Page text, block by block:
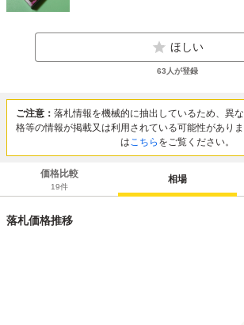
ほしい
63 人が登録
ご注意： 落札情報を機械的に抽出しているため、異
格等の情報が掲載又は利用されている可能性があり
はこちら をご覧ください。
価格比較
19件
相場
落札価格推移